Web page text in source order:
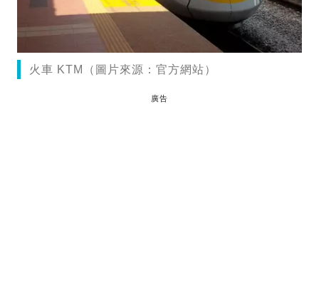
火車 KTM（圖片來源：官方網站）
廣告